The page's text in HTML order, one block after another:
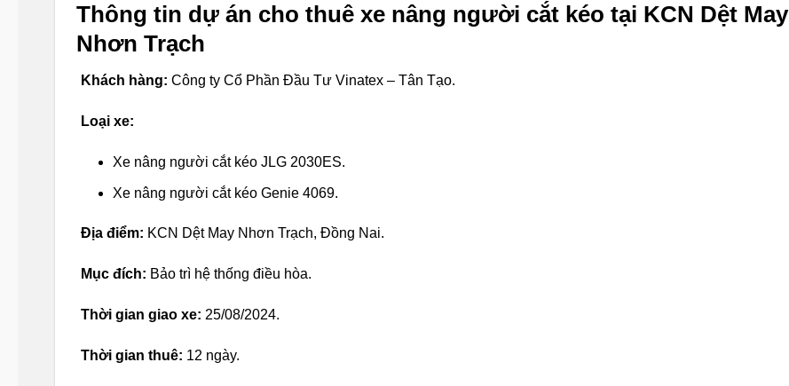
Thông tin dự án cho thuê xe nâng người cắt kéo tại KCN Dệt May
Nhơn Trạch
Khách hàng: Công ty Cổ Phần Đầu Tư Vinatex – Tân Tạo.
Loại xe:
Xe nâng người cắt kéo JLG 2030ES.
Xe nâng người cắt kéo Genie 4069.
Địa điểm: KCN Dệt May Nhơn Trạch, Đồng Nai.
Mục đích: Bảo trì hệ thống điều hòa.
Thời gian giao xe: 25/08/2024.
Thời gian thuê: 12 ngày.